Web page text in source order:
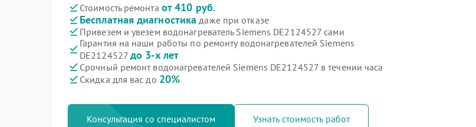
Стоимость ремонта от 410 руб.
Бесплатная диагностика даже при отказе
Привезем и увезем водонагреватель Siemens DE2124527 сами
Гарантия на наши работы по ремонту водонагревателей Siemens
DE2124527 до 3-х лет
Срочный ремонт водонагревателей Siemens DE2124527 в течении часа
Скидка для вас до 20%
Консультация со специалистом Узнать стоимость работ